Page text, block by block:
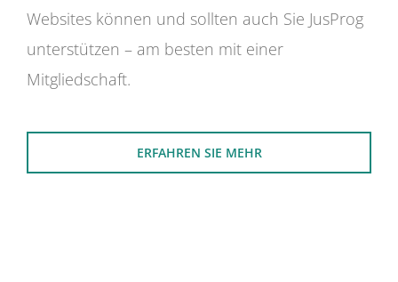
Websites können und sollten auch Sie JusProg
unterstützen – am besten mit einer
Mitgliedschaft.
ERFAHREN SIE MEHR